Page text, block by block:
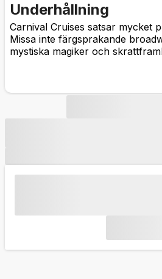
Underhållning
Carnival Cruises satsar mycket
Missa inte färgsprakande
mystiska magiker och